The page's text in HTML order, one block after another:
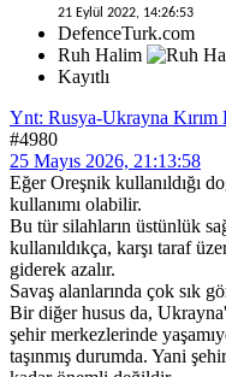
21 Eylül 2022, 14:26:53
DefenceTurk.com
Ruh Halim
Kayıtlı
Ynt: Rusya-Ukrayna Kırım
#4980
25 Mayıs 2026, 21:13:58
Eğer Oreşnik kullanıldığı
kullanımı olabilir.
Bu tür silahların üstünlük
kullanıldıkça, karşı taraf
giderek azalır.
Savaş alanlarında çok sık
Bir diğer husus da,
şehir merkezlerinde
taşınmış durumda. Yani